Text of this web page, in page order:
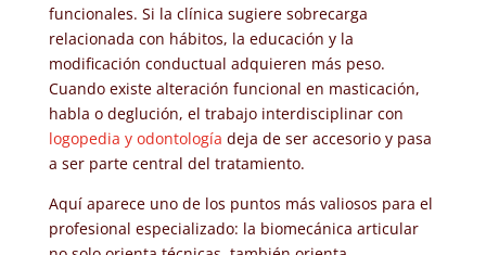
funcionales. Si la clínica sugiere sobrecarga
relacionada con hábitos, la educación y la
modificación conductual adquieren más peso.
Cuando existe alteración funcional en masticación,
habla o deglución, el trabajo interdisciplinar con
logopedia y odontología deja de ser accesorio y pasa
a ser parte central del tratamiento.
Aquí aparece uno de los puntos más valiosos para el
profesional especializado: la biomecánica articular